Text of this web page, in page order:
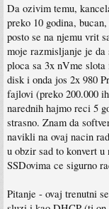
Da ozivim temu,
preko 10 godina,
posto se na njemu vrit
moje razmisljanje je da
ploca sa 3x nVme slota
disk i onda jos 2x 980
fajlovi (preko 200.000
narednih hajmo reci 5
strasno. Znam da
navikli na ovaj nacin
u obzir sad to konvert u
SSDovima ce sigurno
Pitanje - ovaj trenutni